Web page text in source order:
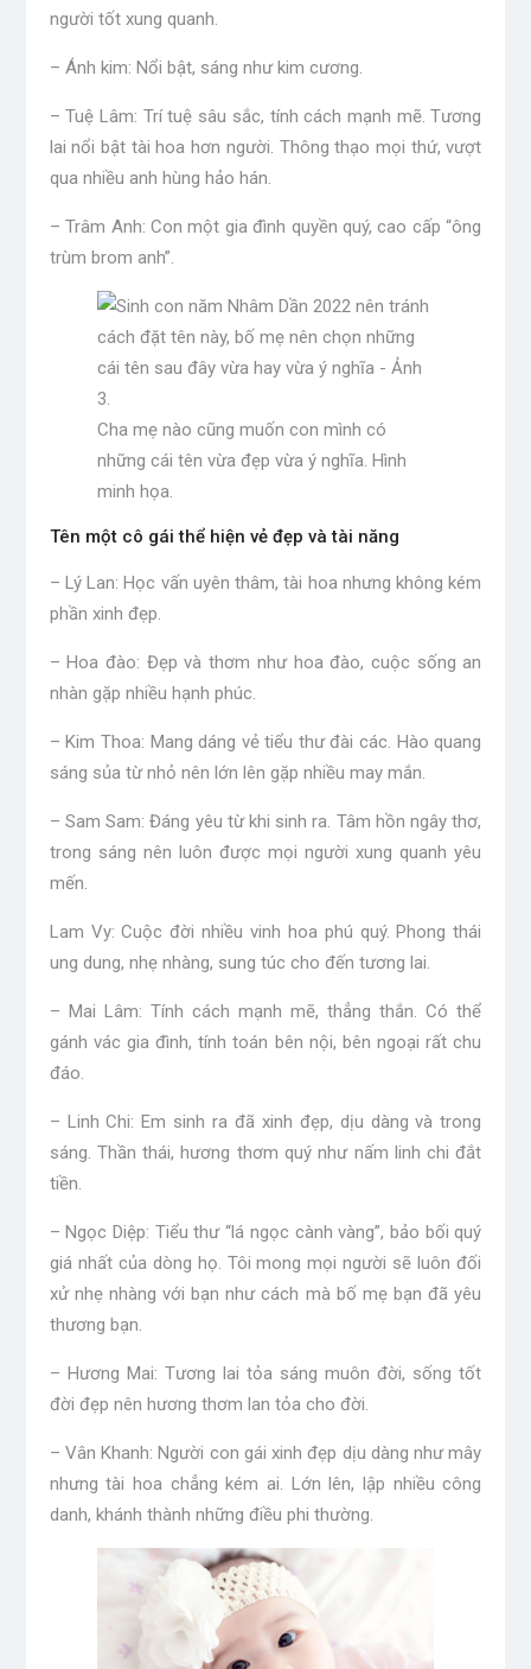
người tốt xung quanh.
– Ánh kim: Nổi bật, sáng như kim cương.
– Tuệ Lâm: Trí tuệ sâu sắc, tính cách mạnh mẽ. Tương
lai nổi bật tài hoa hơn người. Thông thạo mọi thứ, vượt
qua nhiều anh hùng hảo hán.
– Trâm Anh: Con một gia đình quyền quý, cao cấp “ông
trùm brom anh”.
Cha mẹ nào cũng muốn con mình có
những cái tên vừa đẹp vừa ý nghĩa. Hình
minh họa.
Tên một cô gái thể hiện vẻ đẹp và tài năng
– Lý Lan: Học vấn uyên thâm, tài hoa nhưng không kém
phần xinh đẹp.
– Hoa đào: Đẹp và thơm như hoa đào, cuộc sống an
nhàn gặp nhiều hạnh phúc.
– Kim Thoa: Mang dáng vẻ tiểu thư đài các. Hào quang
sáng sủa từ nhỏ nên lớn lên gặp nhiều may mắn.
– Sam Sam: Đáng yêu từ khi sinh ra. Tâm hồn ngây thơ,
trong sáng nên luôn được mọi người xung quanh yêu
mến.
Lam Vy: Cuộc đời nhiều vinh hoa phú quý. Phong thái
ung dung, nhẹ nhàng, sung túc cho đến tương lai.
– Mai Lâm: Tính cách mạnh mẽ, thẳng thắn. Có thể
gánh vác gia đình, tính toán bên nội, bên ngoại rất chu
đáo.
– Linh Chi: Em sinh ra đã xinh đẹp, dịu dàng và trong
sáng. Thần thái, hương thơm quý như nấm linh chi đắt
tiền.
– Ngọc Diệp: Tiểu thư “lá ngọc cành vàng”, bảo bối quý
giá nhất của dòng họ. Tôi mong mọi người sẽ luôn đối
xử nhẹ nhàng với bạn như cách mà bố mẹ bạn đã yêu
thương bạn.
– Hương Mai: Tương lai tỏa sáng muôn đời, sống tốt
đời đẹp nên hương thơm lan tỏa cho đời.
– Vân Khanh: Người con gái xinh đẹp dịu dàng như mây
nhưng tài hoa chẳng kém ai. Lớn lên, lập nhiều công
danh, khánh thành những điều phi thường.